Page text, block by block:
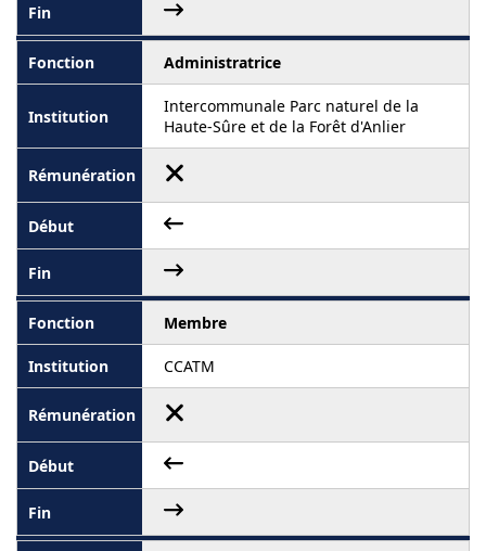
Administratrice
Intercommunale Parc naturel de la
Haute-Sûre et de la Forêt d'Anlier
Membre
CCATM